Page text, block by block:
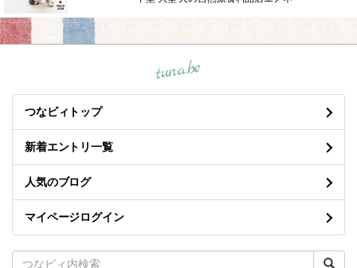
tuna.be
つなビィトップ
新着エントリ一覧
人気のブログ
マイページログイン